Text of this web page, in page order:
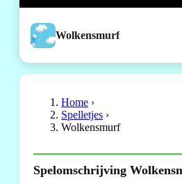
Wolkensmurf
Home ›
Spelletjes ›
Wolkensmurf
Spelomschrijving